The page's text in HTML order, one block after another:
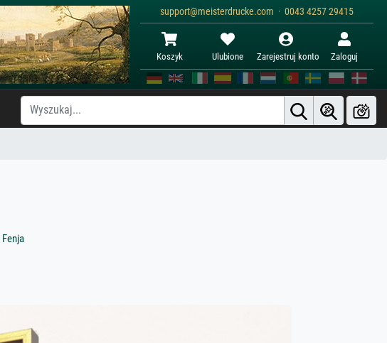
support@meisterdrucke.com · 0043 4257 29415
Koszyk Ulubione Zarejestruj konto Zaloguj
Fenja